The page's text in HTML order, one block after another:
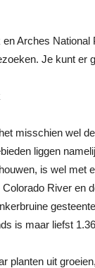
Arches
Je kunt er
misschien wel
liggen
is wel met
River en
is maar liefst
planten uit